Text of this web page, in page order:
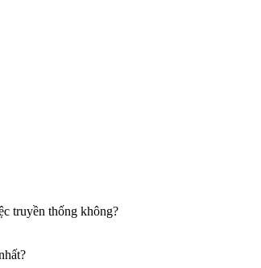
truyền thống không?